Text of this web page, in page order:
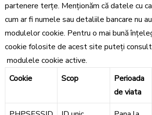
partenere terțe. Menționăm că datele cu
cum ar fi numele sau detaliile bancare nu
modulelor cookie. Pentru o mai bună
cookie folosite de acest site puteți
modulele cookie active.
Cookie
Scop
Perioada
de viata